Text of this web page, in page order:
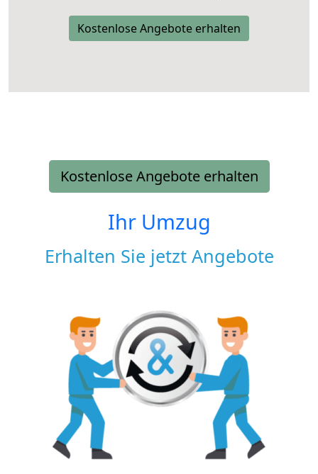
Kostenlose Angebote erhalten
Kostenlose Angebote erhalten
Ihr Umzug
Erhalten Sie jetzt Angebote